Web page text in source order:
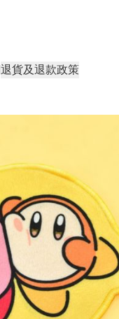
退貨及退款政策